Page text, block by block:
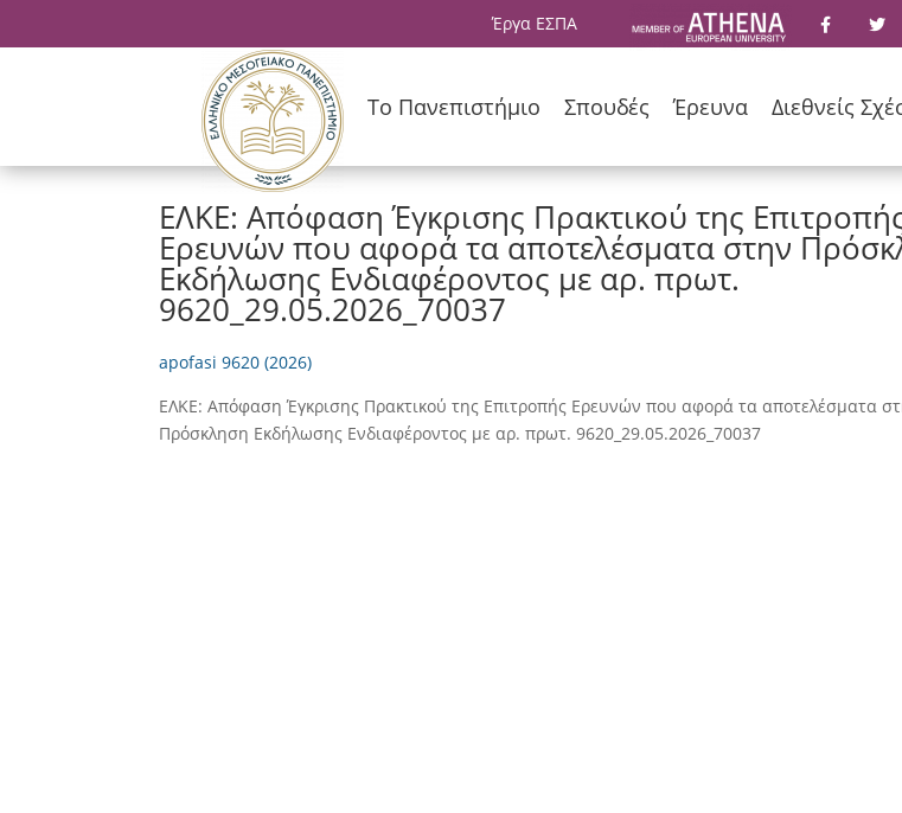
Έργα ΕΣΠΑ
Το Πανεπιστήμιο Σπουδές Έρευνα Διεθνείς
ΕΛΚΕ: Απόφαση Έγκρισης Πρακτικού της
Ερευνών που αφορά τα αποτελέσματα στην
Εκδήλωσης Ενδιαφέροντος με αρ. πρωτ.
9620_29.05.2026_70037
apofasi 9620 (2026)
ΕΛΚΕ: Απόφαση Έγκρισης Πρακτικού της Επιτροπής Ερευνών που αφορά τα αποτελέσματα
Πρόσκληση Εκδήλωσης Ενδιαφέροντος με αρ. πρωτ. 9620_29.05.2026_70037